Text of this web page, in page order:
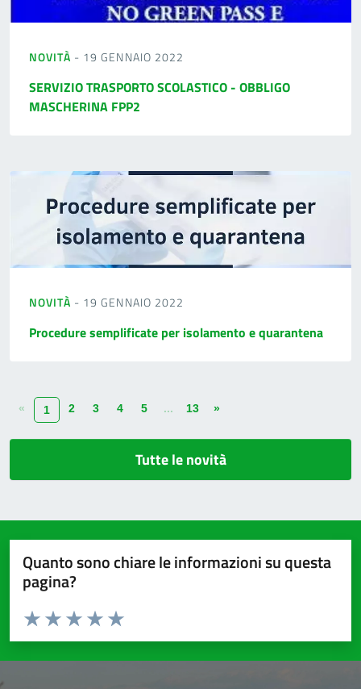
NOVITÀ - 19 GENNAIO 2022
SERVIZIO TRASPORTO SCOLASTICO - OBBLIGO
MASCHERINA FPP2
NOVITÀ - 19 GENNAIO 2022
Procedure semplificate per isolamento e quarantena
« 1 2 3 4 5 ... 13 »
Tutte le novità
Quanto sono chiare le informazioni su questa
pagina?
Valuta da 1 a 5 stelle la pagina
Valuta 5 stelle su 5
Valuta 4 stelle su 5
Valuta 3 stelle su 5
Valuta 2 stelle su 5
Valuta 1 stelle su 5